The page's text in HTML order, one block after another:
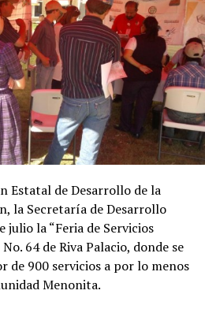
Estatal de Desarrollo de la
la Secretaría de Desarrollo
julio la “Feria de Servicios
64 de Riva Palacio, donde se
de 900 servicios a por lo menos
Menonita.